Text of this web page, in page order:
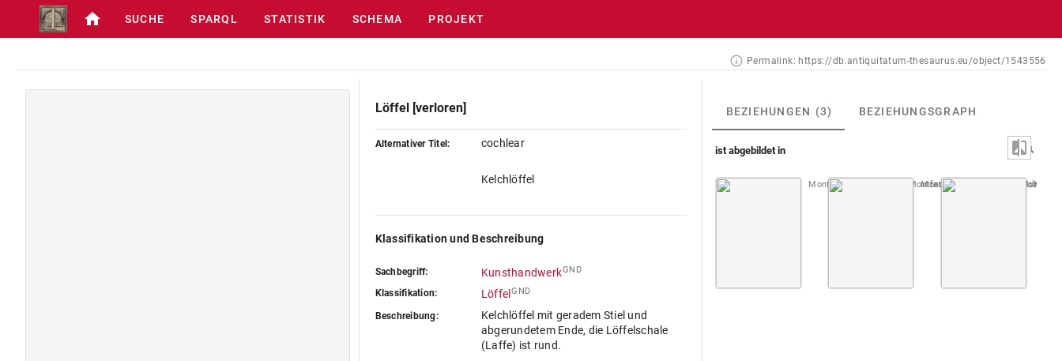
SUCHE SPARQL STATISTIK SCHEMA PROJEKT
Permalink: https://db.antiquitatum-thesaurus.eu/object/1543556
Löffel [verloren]
Alternativer Titel: cochlear
Kelchlöffel
Klassifikation und Beschreibung
Sachbegriff: KunsthandwerkGND
Klassifikation: Löffel GND
Beschreibung:
Kelchlöffel mit geradem Stiel und
abgerundetem Ende, die Löffelschale
(Laffe) ist rund.
BEZIEHUNGEN (3) BEZIEHUNGSGRAPH
ist abgebildet in
Montfaucon, Papiers de Montfaucon [Latin 11916] Fol. 104 r
Montfaucon, Papiers de